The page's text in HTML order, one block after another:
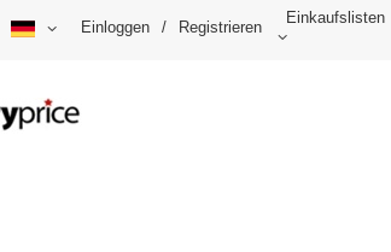
Einloggen / Registrieren
Einkaufslisten